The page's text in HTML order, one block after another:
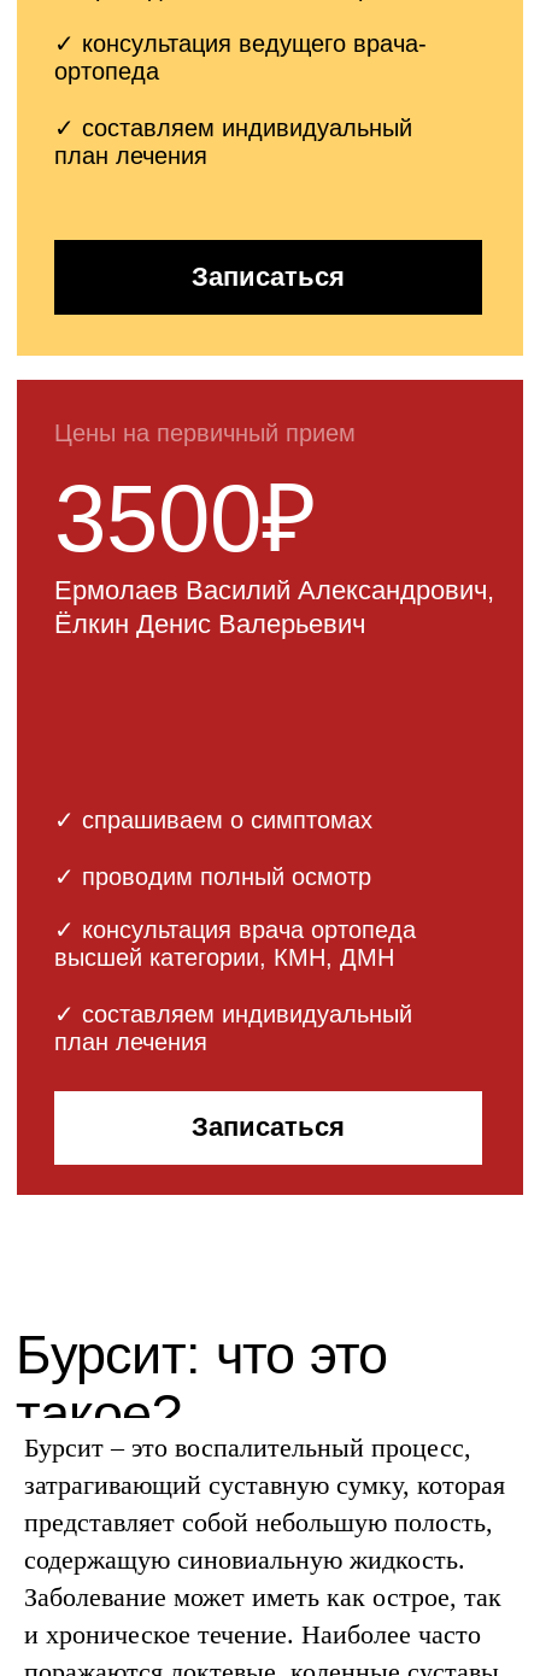
Записаться
такое?
Бурсит – это воспалительный процесс,
затрагивающий суставную сумку, которая
представляет собой небольшую полость,
содержащую синовиальную жидкость.
Заболевание может иметь как острое, так
и хроническое течение. Наиболее часто
Консультация